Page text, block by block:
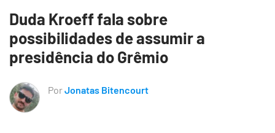
principal
Duda Kroeff fala sobre
possibilidades de assumir a
presidência do Grêmio
PorJonatas Bitencourt